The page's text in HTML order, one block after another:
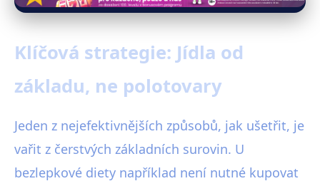
Klíčová strategie: Jídla od
základu, ne polotovary
Jeden z nejefektivnějších způsobů, jak ušetřit, je
vařit z čerstvých základních surovin. U
bezlepkové diety například není nutné kupovat